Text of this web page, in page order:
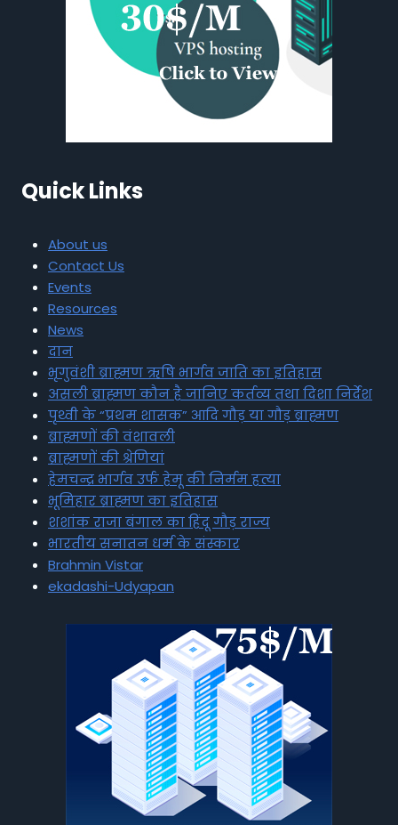
Quick Links
About us
Contact Us
Events
Resources
News
दान
भृगुवंशी ब्राह्मण ऋषि भार्गव जाति का इतिहास
असली ब्राह्मण कौन है जानिए कर्तव्य तथा दिशा निर्देश
पृथ्वी के “प्रथम शासक” आदि गौड़ या गौड़ ब्राह्मण
ब्राह्मणों की वंशावली
ब्राह्मणों की श्रेणियां
हेमचन्द्र भार्गव उर्फ हेमू की निर्मम हत्या
भूमिहार ब्राह्मण का इतिहास
शशांक राजा बंगाल का हिंदू गौड़ राज्य
भारतीय सनातन धर्म के संस्कार
Brahmin Vistar
ekadashi-Udyapan